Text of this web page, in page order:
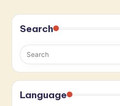
Search
Language